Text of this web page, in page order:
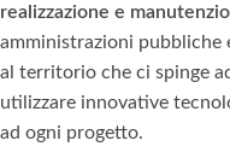
realizzazione e
amministrazioni pubbliche
al territorio che ci spinge
utilizzare innovative
ad ogni progetto.